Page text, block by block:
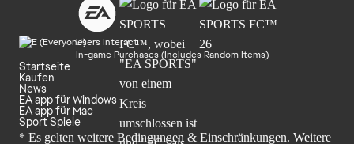
Users Interact
In-game Purchases (Includes Random Items)
Startseite
Kaufen
News
EA app für Windows
EA app für Mac
Sport Spiele
* Es gelten weitere Bedingungen & Einschränkungen. Weitere